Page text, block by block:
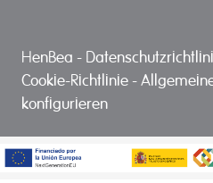
HenBea -
Cookie-Richtlinie -
konfigurieren